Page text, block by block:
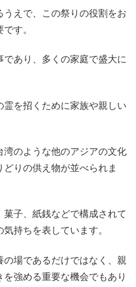
えで、この祭りの役割をお
す。
あり、多くの家庭で盛大に
を招くために家族や親しい
のような他のアジアの文化
りの供え物が並べられま
子、紙銭などで構成されて
持ちを表しています。
場であるだけではなく、親
強める重要な機会でもあり